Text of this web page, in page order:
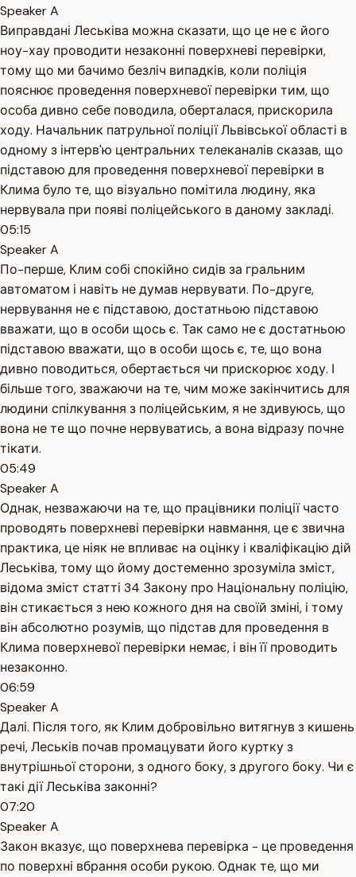
Speaker A
Виправдані Леськіва можна сказати, що це не є його
ноу-хау проводити незаконні поверхневі перевірки,
тому що ми бачимо безліч випадків, коли поліція
пояснює проведення поверхневої перевірки тим, що
особа дивно себе поводила, оберталася, прискорила
ходу. Начальник патрульної поліції Львівської області в
одному з інтерв'ю центральних телеканалів сказав, що
підставою для проведення поверхневої перевірки в
Клима було те, що візуально помітила людину, яка
нервувала при появі поліцейського в даному закладі.
05:15
Speaker A
По-перше, Клим собі спокійно сидів за гральним
автоматом і навіть не думав нервувати. По-друге,
нервування не є підставою, достатньою підставою
вважати, що в особи щось є. Так само не є достатньою
підставою вважати, що в особи щось є, те, що вона
дивно поводиться, обертається чи прискорює ходу. І
більше того, зважаючи на те, чим може закінчитись для
людини спілкування з поліцейським, я не здивуюсь, що
вона не те що почне нервуватись, а вона відразу почне
тікати.
05:49
Speaker A
Однак, незважаючи на те, що працівники поліції часто
проводять поверхневі перевірки навмання, це є звична
практика, це ніяк не впливає на оцінку і кваліфікацію дій
Леськіва, тому що йому достеменно зрозуміла зміст,
відома зміст статті 34 Закону про Національну поліцію,
він стикається з нею кожного дня на своїй зміні, і тому
він абсолютно розумів, що підстав для проведення в
Клима поверхневої перевірки немає, і він її проводить
незаконно.
06:59
Speaker A
Далі. Після того, як Клим добровільно витягнув з кишень
речі, Леськів почав промацувати його куртку з
внутрішньої сторони, з одного боку, з другого боку. Чи є
такі дії Леськіва законні?
07:20
Speaker A
Закон вказує, що поверхнева перевірка - це проведення
по поверхні вбрання особи рукою. Однак те, що ми